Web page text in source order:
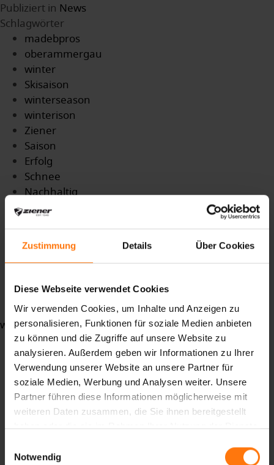
Zustimmung Details Über Cookies
Diese Webseite verwendet Cookies
Wir verwenden Cookies, um Inhalte und Anzeigen zu
personalisieren, Funktionen für soziale Medien anbieten
zu können und die Zugriffe auf unsere Website zu
analysieren. Außerdem geben wir Informationen zu Ihrer
Verwendung unserer Website an unsere Partner für
soziale Medien, Werbung und Analysen weiter. Unsere
Partner führen diese Informationen möglicherweise mit
weiteren Daten zusammen, die Sie ihnen bereitgestellt
haben oder die sie im Rahmen Ihrer Nutzung der Dienste
Notwendig
Publiziert in News
Schlagwörter
madebpros
oberammergau
winter
Skisaison
winterseason
winterison
Ziener
Saison
Erfolg
Schnee
Nachhaltig
recycelt
GoreTex
ePeMembran
wasserdicht
winddicht
weiterlesen ...